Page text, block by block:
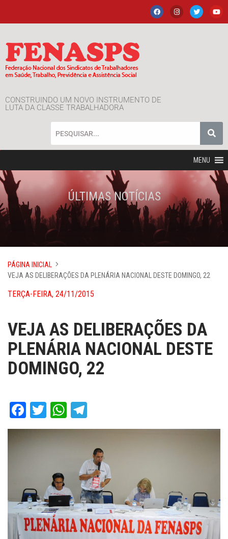
CONSTRUINDO UM NOVO INSTRUMENTO DE
LUTA DA CLASSE TRABALHADORA
MENU
ÚLTIMAS NOTÍCIAS
PÁGINA INICIAL
VEJA AS DELIBERAÇÕES DA PLENÁRIA NACIONAL DESTE DOMINGO, 22
TERÇA-FEIRA, 24/11/2015
VEJA AS DELIBERAÇÕES DA
PLENÁRIA NACIONAL DESTE
DOMINGO, 22
Facebook
TwitterWhatsApp